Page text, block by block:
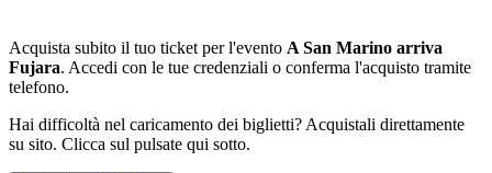
Acquista subito il tuo ticket per l'evento A San Marino arriva
Fujara. Accedi con le tue credenziali o conferma l'acquisto tramite
telefono.
Hai difficoltà nel caricamento dei biglietti? Acquistali direttamente
su sito. Clicca sul pulsate qui sotto.